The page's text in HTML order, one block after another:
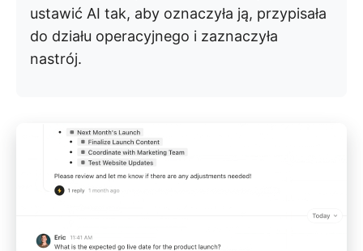
ustawić AI tak, aby oznaczyła ją, przypisała
do działu operacyjnego i zaznaczyła
nastrój.